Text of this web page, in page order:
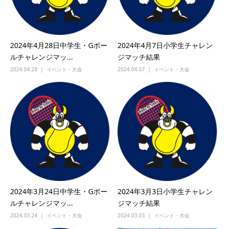
2024年4月28日中学生・Gボー
ルチャレンジマッ...
2024.04.28 イベント・大会
2024年4月7日小学生チャレン
ジマッチ結果
2024.04.07 イベント・大会
2024年3月24日中学生・Gボー
ルチャレンジマッ...
2024.03.24 イベント・大会
2024年3月3日小学生チャレン
ジマッチ結果
2024.03.03 イベント・大会